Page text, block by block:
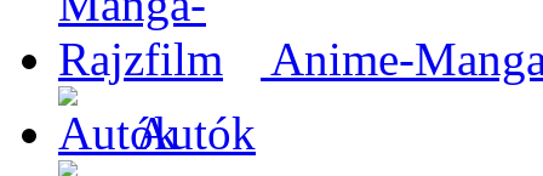
Anime-
Autók